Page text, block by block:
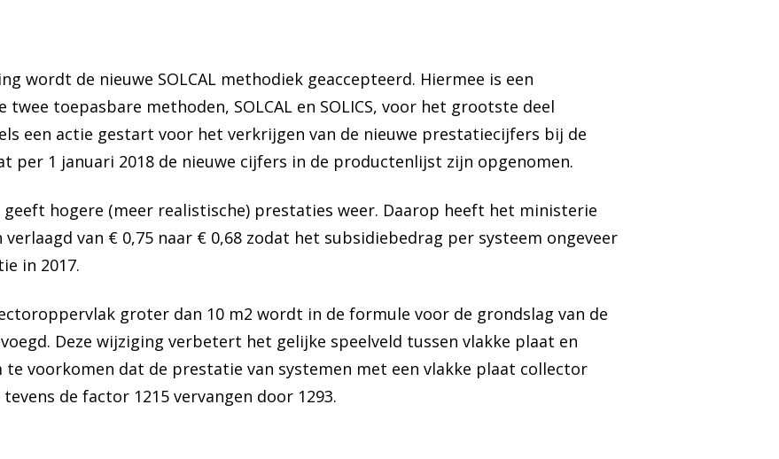
wordt de nieuwe SOLCAL methodiek geaccepteerd. Hiermee is een
toepasbare methoden, SOLCAL en SOLICS, voor het grootste deel
een actie gestart voor het verkrijgen van de nieuwe prestatiecijfers bij de
per 1 januari 2018 de nieuwe cijfers in de productenlijst zijn opgenomen.
geeft hogere (meer realistische) prestaties weer. Daarop heeft het ministerie
van € 0,75 naar € 0,68 zodat het subsidiebedrag per systeem ongeveer
in 2017.
groter dan 10 m2 wordt in de formule voor de grondslag van de
Deze wijziging verbetert het gelijke speelveld tussen vlakke plaat en
te voorkomen dat de prestatie van systemen met een vlakke plaat collector
de factor 1215 vervangen door 1293.